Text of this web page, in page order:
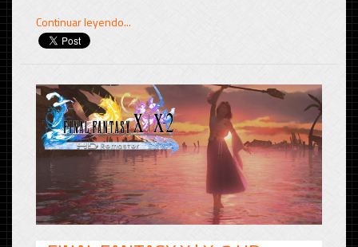
Continuar leyendo...